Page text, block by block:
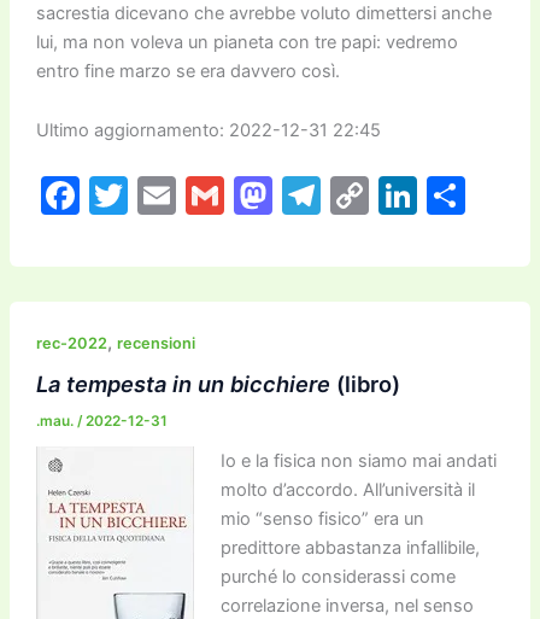
sacrestia dicevano che avrebbe voluto dimettersi anche
lui, ma non voleva un pianeta con tre papi: vedremo
entro fine marzo se era davvero così.
Ultimo aggiornamento: 2022-12-31 22:45
F
c
e
b
o
o
T
itt
er
E
ai
l
G
ai
l
M
st
o
o
T
e
gr
m
C
p
y
n
Li
k
e
C
n
di
rec-2022, recensioni
La tempesta in un bicchiere (libro)
.mau. /2022-12-31
Io e la fisica non siamo mai andati
molto d’accordo. All’università il
mio “senso fisico” era un
predittore abbastanza infallibile,
purché lo considerassi come
correlazione inversa, nel senso